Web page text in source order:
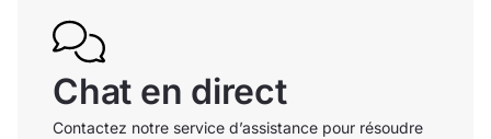
Chat en direct
Contactez notre service d’assistance pour résoudre